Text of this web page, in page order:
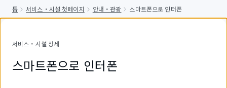
톱 서비스・시설 첫페이지 안내・관광 스마트폰으로 인터폰
서비스・시설 상세
스마트폰으로 인터폰